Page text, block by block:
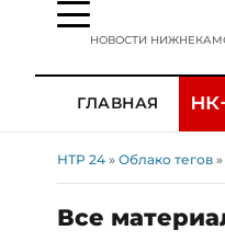
НОВОСТИ
ГЛАВНАЯ
НТР 24 » Облако тегов
Все